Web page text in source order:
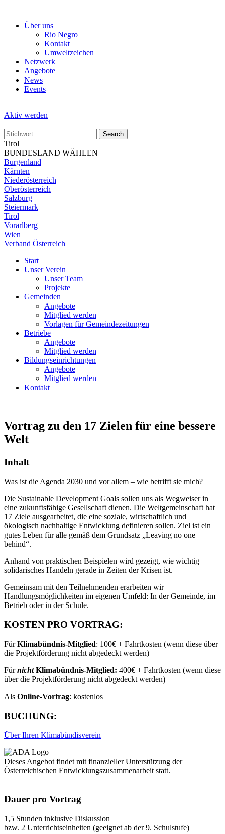
Über uns
Rio Negro
Kontakt
Umweltzeichen
Netzwerk
Angebote
News
Events
Aktiv werden
Tirol
BUNDESLAND WÄHLEN
Burgenland
Kärnten
Niederösterreich
Oberösterreich
Salzburg
Steiermark
Tirol
Vorarlberg
Wien
Verband Österreich
Start
Unser Verein
Unser Team
Projekte
Gemeinden
Angebote
Mitglied werden
Vorlagen für Gemeindezeitungen
Betriebe
Angebote
Mitglied werden
Bildungseinrichtungen
Angebote
Mitglied werden
Kontakt
Vortrag zu den 17 Zielen für eine bessere
Welt
Inhalt
Was ist die Agenda 2030 und vor allem – wie betrifft sie mich?
Die Sustainable Development Goals sollen uns als Wegweiser in
eine zukunftsfähige Gesellschaft dienen. Die Weltgemeinschaft hat
17 Ziele ausgearbeitet, die eine soziale, wirtschaftlich und
ökologisch nachhaltige Entwicklung definieren sollen. Ziel ist ein
gutes Leben für alle gemäß dem Grundsatz „Leaving no one
behind“.
Anhand von praktischen Beispielen wird gezeigt, wie wichtig
solidarisches Handeln gerade in Zeiten der Krisen ist.
Gemeinsam mit den Teilnehmenden erarbeiten wir
Handlungsmöglichkeiten im eigenen Umfeld: In der Gemeinde, im
Betrieb oder in der Schule.
KOSTEN PRO VORTRAG:
FürKlimabündnis-Mitglied: 100€ + Fahrtkosten (wenn diese über
die Projektförderung nicht abgedeckt werden)
FürnichtKlimabündnis-Mitglied: 400€ + Fahrtkosten (wenn diese
über die Projektförderung nicht abgedeckt werden)
Als Online-Vortrag: kostenlos
BUCHUNG:
Über Ihren Klimabündisverein
Dieses Angebot findet mit finanzieller Unterstützung der
Österreichischen Entwicklungszusammenarbeit statt.
Dauer pro Vortrag
1,5 Stunden inklusive Diskussion
bzw. 2 Unterrichtseinheiten (geeignet ab der 9. Schulstufe)